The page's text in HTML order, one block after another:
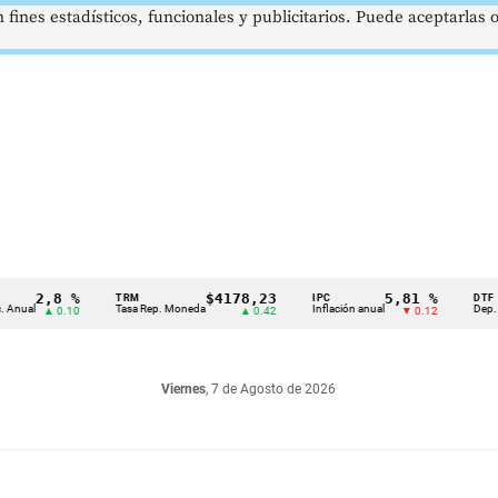
%
▲ 0.10
TRM
Tasa Rep. Moneda
$4178,23
▲ 0.42
IPC
Inflación anual
5,81 %
▼ 0.12
DTF
Dep.
Viernes, 7 de Agosto de 2026
estadísticos, funcionales y publicitarios. Puede aceptarlas